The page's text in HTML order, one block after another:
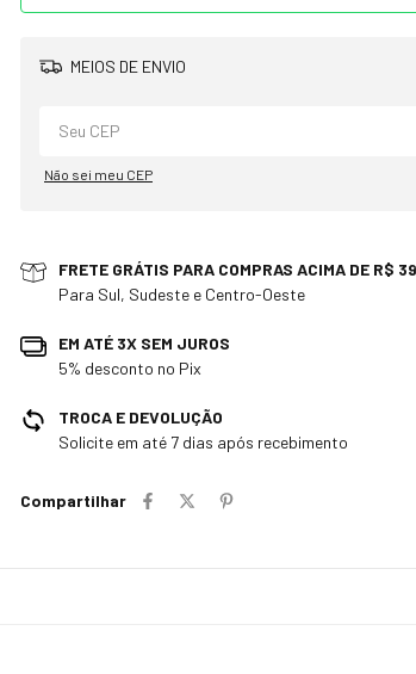
MEIOS DE ENVIO
Não sei meu CEP
FRETE GRÁTIS PARA COMPRAS ACIMA DE R$
Para Sul, Sudeste e Centro-Oeste
EM ATÉ 3X SEM JUROS
5% desconto no Pix
TROCA E DEVOLUÇÃO
Solicite em até 7 dias após recebimento
Compartilhar